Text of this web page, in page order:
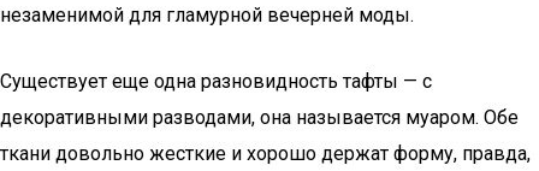
незаменимой для гламурной вечерней моды.
Существует еще одна разновидность тафты — с
декоративными разводами, она называется муаром. Обе
ткани довольно жесткие и хорошо держат форму, правда,